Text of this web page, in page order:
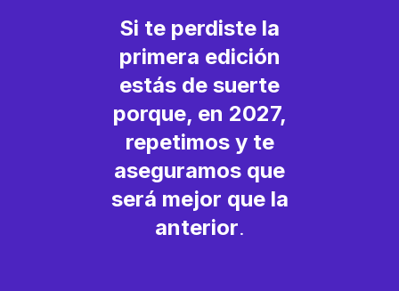
Si te perdiste la
primera edición
estás de suerte
porque, en 2027,
repetimos y te
aseguramos que
será mejor que la
anterior.